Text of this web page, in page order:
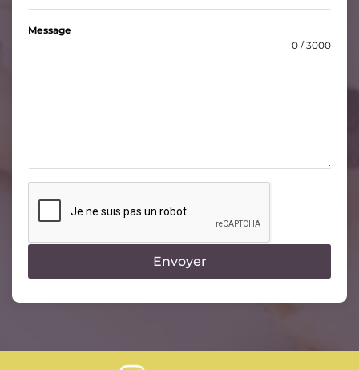
Message
0 / 3000
Envoyer